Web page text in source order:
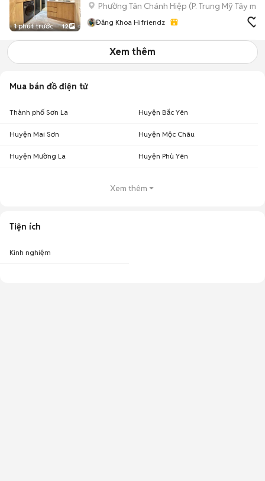
1 phút trước 12
Phường Tân Chánh Hiệp (P. Trung Mỹ Tây mới)
Đăng Khoa Hifriendz
Xem thêm
Mua bán đồ điện tử
Thành phố Sơn La Huyện Bắc Yên
Huyện Mai Sơn Huyện Mộc Châu
Huyện Mường La Huyện Phù Yên
Xem thêm
Tiện ích
Kinh nghiệm